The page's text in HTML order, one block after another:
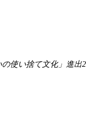
使い捨て文化」進出2